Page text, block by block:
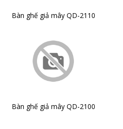
Bàn ghế giả mây QD-2110
Bàn ghế giả mây QD-2100